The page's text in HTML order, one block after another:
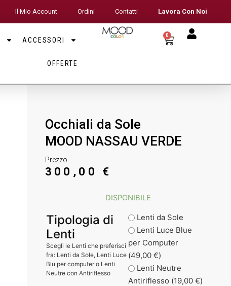
Il Mio Account Ordini Contatti Lavora Con Noi
ACCESSORI
OFFERTE
0
Occhiali da Sole
MOOD NASSAU VERDE
Prezzo
300,00 €
DISPONIBILE
Tipologia di
Lenti
Scegli le Lenti che preferisci
fra: Lenti da Sole, Lenti Luce
Blu per computer o Lenti
Neutre con Antiriflesso
Lenti da Sole
Lenti Luce Blue
per Computer
(49,00 €)
Lenti Neutre
Antiriflesso (19,00 €)